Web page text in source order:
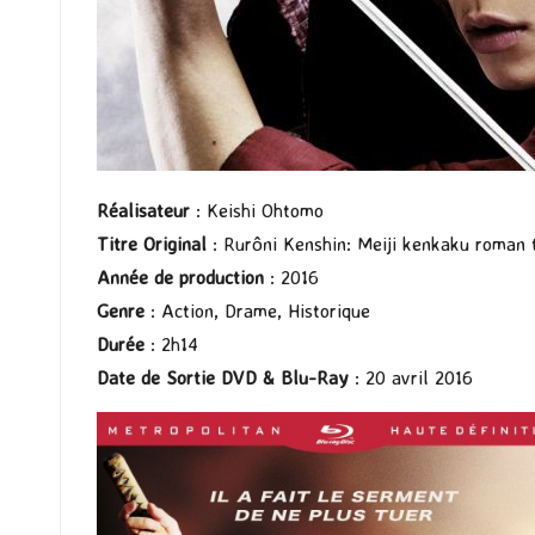
Réalisateur : Keishi Ohtomo
Titre Original : Rurôni Kenshin: Meiji kenkaku roman
Année de production : 2016
Genre : Action, Drame, Historique
Durée : 2h14
Date de Sortie DVD & Blu-Ray : 20 avril 2016